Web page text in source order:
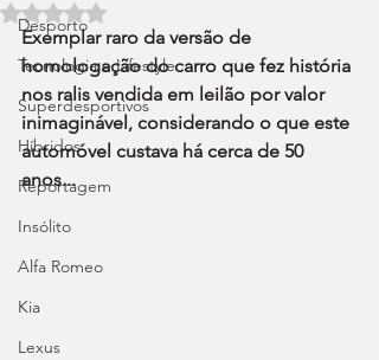
Desporto
Tecnologia e Lifestyle
Superdesportivos
Híbridos
Reportagem
Insólito
Alfa Romeo
Kia
Lexus
Avaliado com NaN de 5 estrelas.
Exemplar raro da versão de
homologação do carro que fez história
nos ralis vendida em leilão por valor
inimaginável, considerando o que este
automóvel custava há cerca de 50
anos...